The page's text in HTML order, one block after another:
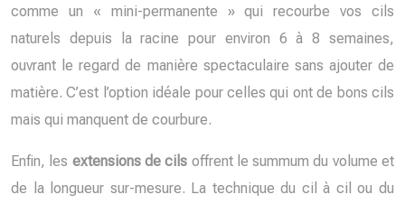
comme un « mini-permanente » qui recourbe vos cils
naturels depuis la racine pour environ 6 à 8 semaines,
ouvrant le regard de manière spectaculaire sans ajouter de
matière. C’est l’option idéale pour celles qui ont de bons cils
mais qui manquent de courbure.
Enfin, les extensions de cils offrent le summum du volume et
de la longueur sur-mesure. La technique du cil à cil ou du